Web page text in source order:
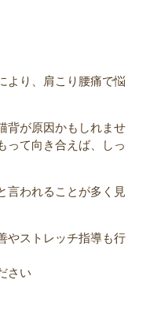
より、肩こり腰痛で悩
背が原因かもしれませ
って向き合えば、しっ
言われることが多く見
やストレッチ指導も行
さい